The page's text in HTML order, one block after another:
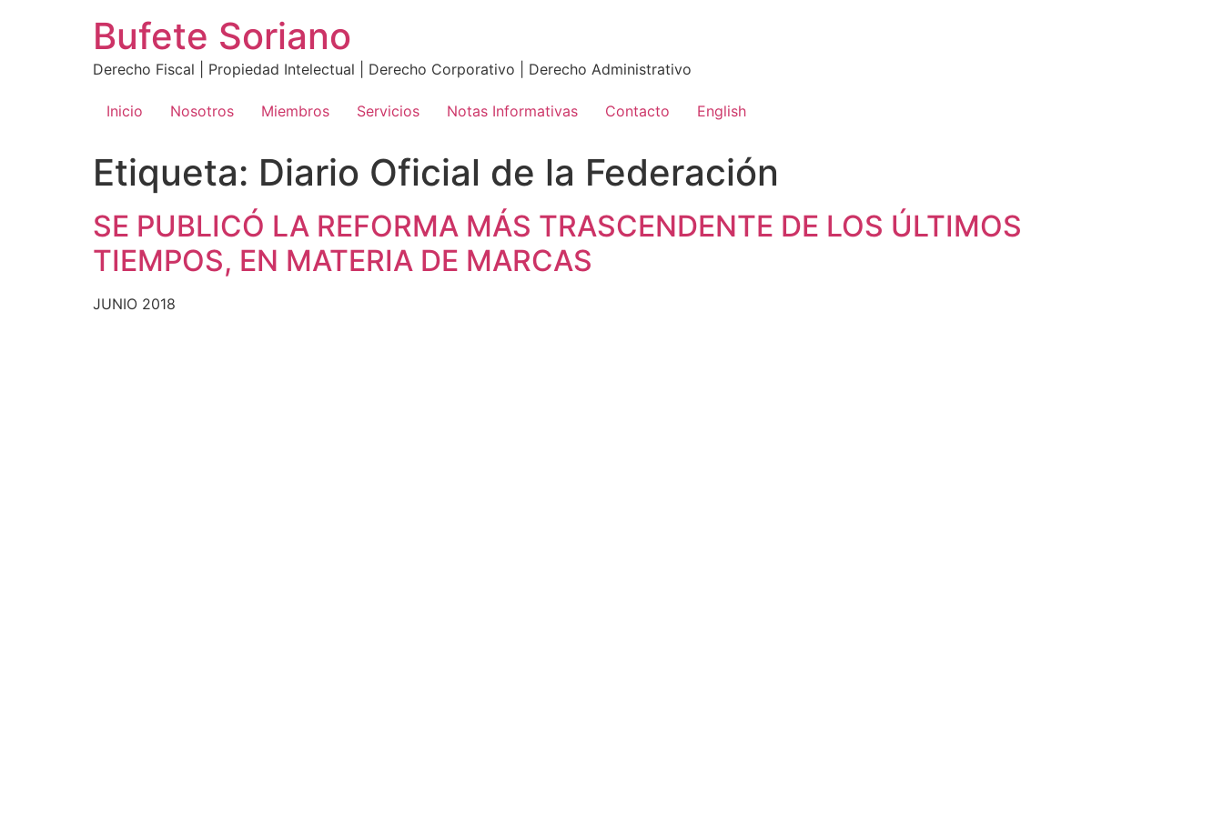
Bufete Soriano
Derecho Fiscal | Propiedad Intelectual | Derecho Corporativo | Derecho Administrativo
Inicio Nosotros Miembros Servicios Notas Informativas Contacto English
Etiqueta: Diario Oficial de la Federación
SE PUBLICÓ LA REFORMA MÁS TRASCENDENTE DE LOS ÚLTIMOS
TIEMPOS, EN MATERIA DE MARCAS
JUNIO 2018